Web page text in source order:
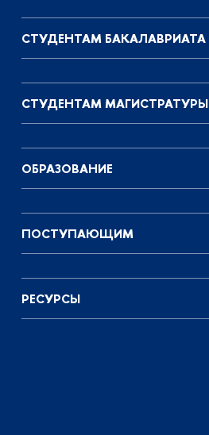
СТУДЕНТАМ БАКАЛАВРИАТА
СТУДЕНТАМ МАГИСТРАТУРЫ
ОБРАЗОВАНИЕ
ПОСТУПАЮЩИМ
РЕСУРСЫ